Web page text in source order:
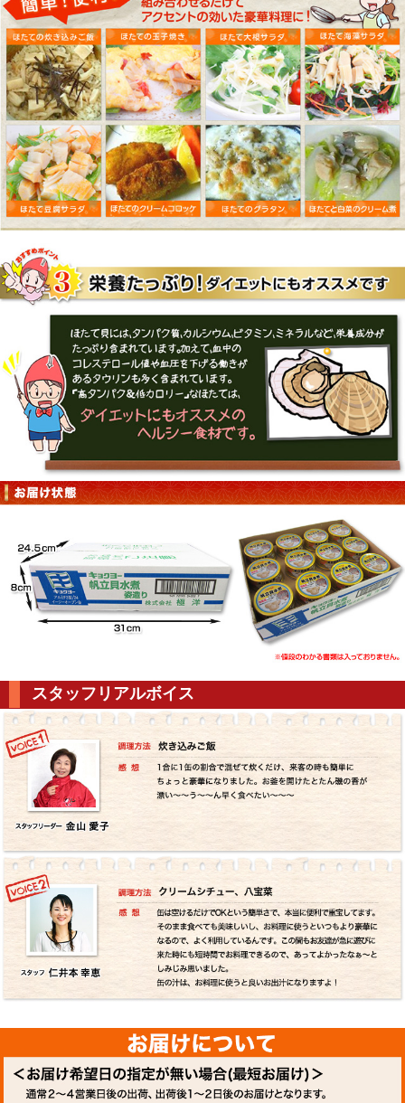
スタッフリアルボイス